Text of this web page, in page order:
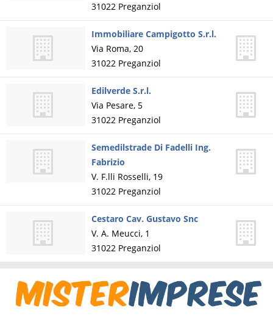
31022 Preganziol
Immobiliare Campigotto S.r.l.
Via Roma, 20
31022 Preganziol
Edilverde S.r.l.
Via Pesare, 5
31022 Preganziol
Semedilstrade Di Fadelli Ing.
Fabrizio
V. F.lli Rosselli, 19
31022 Preganziol
Cestaro Cav. Gustavo Snc
V. A. Meucci, 1
31022 Preganziol